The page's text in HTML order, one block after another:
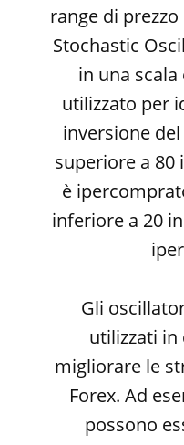
range di
Stochastic
in una scala
utilizzato per
inversione
superiore a 80
è
inferiore a 20
Gli
utilizzati
migliorare le
Forex. Ad
possono